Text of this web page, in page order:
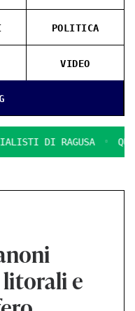
POLITICA
VIDEO
DI RAGUSA
e